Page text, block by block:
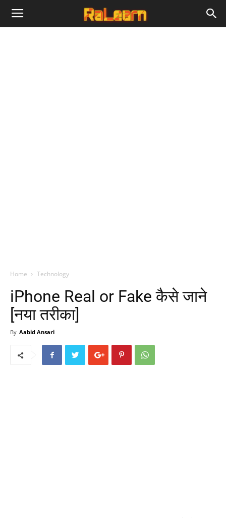
Home Technology
iPhone Real or Fake कैसे जाने
[नया तरीका]
By Aabid Ansari